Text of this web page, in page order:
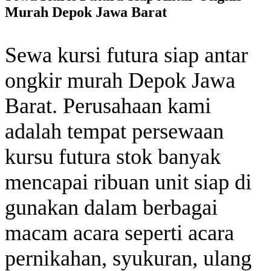
Murah Depok Jawa Barat
Sewa kursi futura siap antar
ongkir murah Depok Jawa
Barat. Perusahaan kami
adalah tempat persewaan
kursu futura stok banyak
mencapai ribuan unit siap di
gunakan dalam berbagai
macam acara seperti acara
pernikahan, syukuran, ulang